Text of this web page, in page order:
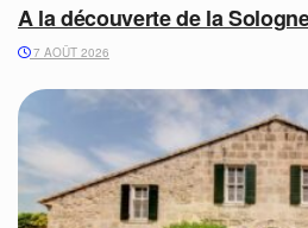
A la découverte de la
7 AOÛT 2026